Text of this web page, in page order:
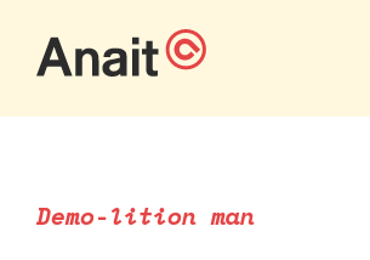
Demo-lition man